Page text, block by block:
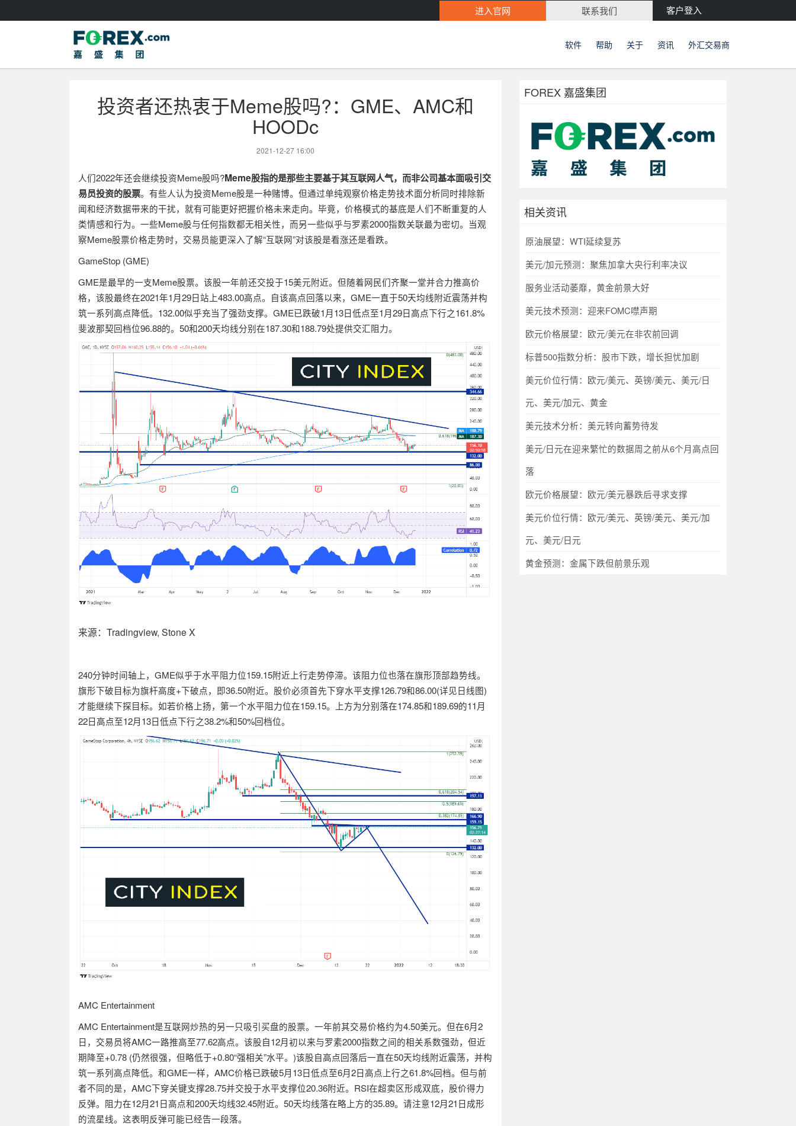
进入官网 联系我们 客户登入
软件 帮助 关于 资讯 外汇交易商
投资者还热衷于Meme股吗?：GME、AMC和
HOODc
2021-12-27 16:00
人们2022年还会继续投资Meme股吗?Meme股指的是那些主要基于其互联网人气，而非公司基本面吸引交
易员投资的股票。有些人认为投资Meme股是一种赌博。但通过单纯观察价格走势技术面分析同时排除新
闻和经济数据带来的干扰，就有可能更好把握价格未来走向。毕竟，价格模式的基底是人们不断重复的人
类情感和行为。一些Meme股与任何指数都无相关性，而另一些似乎与罗素2000指数关联最为密切。当观
察Meme股票价格走势时，交易员能更深入了解“互联网”对该股是看涨还是看跌。
GameStop (GME)
GME是最早的一支Meme股票。该股一年前还交投于15美元附近。但随着网民们齐聚一堂并合力推高价
格，该股最终在2021年1月29日站上483.00高点。自该高点回落以来， GME一直于50天均线附近震荡并构
筑一系列高点降低。 132.00似乎充当了强劲支撑。 GME已跌破1月13日低点至1月29日高点下行之161.8%
斐波那契回档位96.88的。 50和200天均线分别在187.30和188.79处提供交汇阻力。
来源：Tradingview, Stone X
240分钟时间轴上， GME似乎于水平阻力位159.15附近上行走势停滞。该阻力位也落在旗形顶部趋势线。
旗形下破目标为旗杆高度+下破点，即36.50附近。股价必须首先下穿水平支撑126.79和86.00(详见日线图)
才能继续下探目标。如若价格上扬，第一个水平阻力位在159.15。上方为分别落在174.85和189.69的11月
22日高点至12月13日低点下行之38.2%和50%回档位。
AMC Entertainment
AMC Entertainment是互联网炒热的另一只吸引买盘的股票。一年前其交易价格约为4.50美元。但在6月2
日，交易员将AMC一路推高至77.62高点。该股自12月初以来与罗素2000指数之间的相关系数强劲，但近
期降至+0.78 (仍然很强，但略低于+0.80“强相关”水平。 )该股自高点回落后一直在50天均线附近震荡，并构
筑一系列高点降低。和GME一样， AMC价格已跌破5月13日低点至6月2日高点上行之61.8%回档。但与前
者不同的是， AMC下穿关键支撑28.75并交投于水平支撑位20.36附近。 RSI在超卖区形成双底，股价得力
反弹。阻力在12月21日高点和200天均线32.45附近。 50天均线落在略上方的35.89。请注意12月21日成形
的流星线。这表明反弹可能已经告一段落。
FOREX 嘉盛集团
相关资讯
原油展望：WTI延续复苏
美元/加元预测：聚焦加拿大央行利率决议
服务业活动萎靡，黄金前景大好
美元技术预测：迎来FOMC噤声期
欧元价格展望：欧元/美元在非农前回调
标普500指数分析：股市下跌，增长担忧加剧
美元价位行情：欧元/美元、英镑/美元、美元/日
元、美元/加元、黄金
美元技术分析：美元转向蓄势待发
美元/日元在迎来繁忙的数据周之前从6个月高点回
落
欧元价格展望：欧元/美元暴跌后寻求支撑
美元价位行情：欧元/美元、英镑/美元、美元/加
元、美元/日元
黄金预测：金属下跌但前景乐观